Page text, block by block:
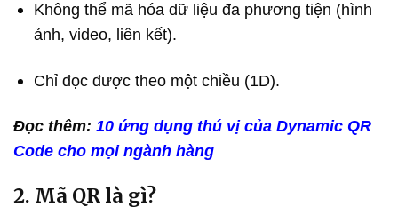
Không thể mã hóa dữ liệu đa phương tiện (hình
ảnh, video, liên kết).
Chỉ đọc được theo một chiều (1D).
Đọc thêm: 10 ứng dụng thú vị của Dynamic QR
Code cho mọi ngành hàng
2. Mã QR là gì?